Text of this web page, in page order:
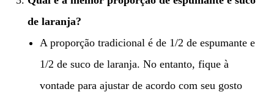
de laranja?
A proporção tradicional é de 1/2 de espumante e
1/2 de suco de laranja. No entanto, fique à
vontade para ajustar de acordo com seu gosto